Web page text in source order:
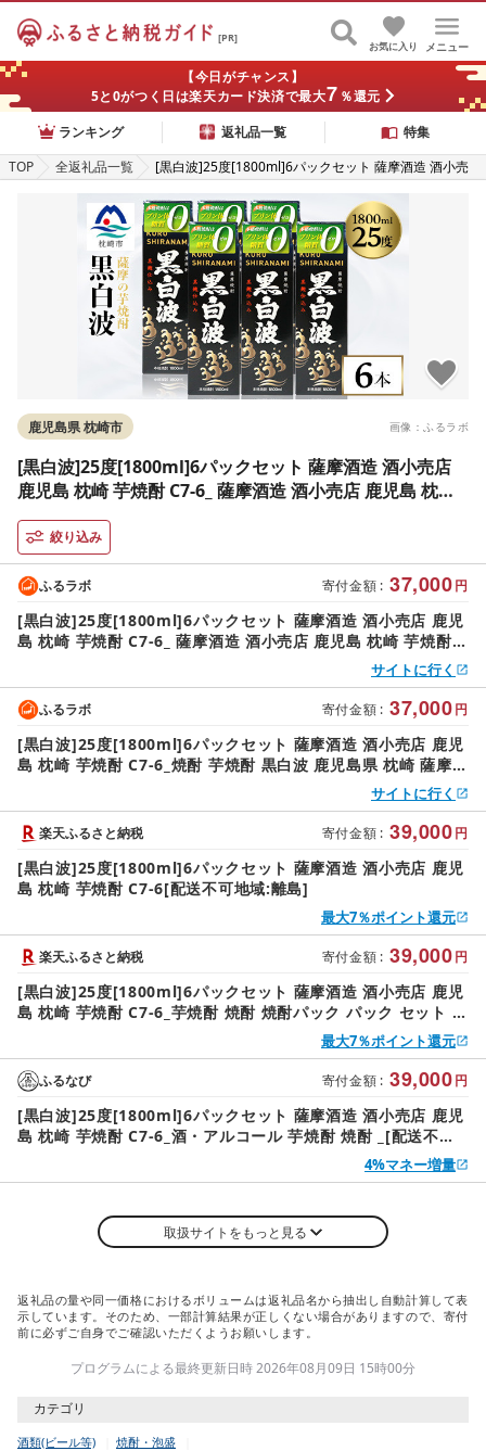
[PR]
メニュー
お気に入り
【今日がチャンス】
5と0がつく日は楽天カード決済で最大7 ％還元
ランキング
返礼品一覧
特集
TOP
全返礼品一覧
[黒白波]25度[1800ml]6パックセット 薩摩酒造 酒小売
店 鹿児島 枕崎 芋焼酎 C7-6_ 薩摩酒造 酒小売店 鹿児島
枕崎 芋焼酎 焼酎 黒白波 鹿児島県 薩摩酒造 セット お酒
人気 送料無料
画像：ふるラボ
鹿児島県 枕崎市
[黒白波]25度[1800ml]6パックセット 薩摩酒造 酒小売店
鹿児島 枕崎 芋焼酎 C7-6_ 薩摩酒造 酒小売店 鹿児島 枕崎
芋焼酎 焼酎 黒白波 鹿児島県 薩摩酒造 セット お酒 人気 送
料無料絞り込み
寄付金額 : 37,000円
ふるラボ
[黒白波]25度[1800ml]6パックセット 薩摩酒造 酒小売店 鹿児
島 枕崎 芋焼酎 C7-6_ 薩摩酒造 酒小売店 鹿児島 枕崎 芋焼酎
焼酎 黒白波 鹿児島県 薩摩酒造 セット お酒 人気 送料無料
サイトに行く
寄付金額 : 37,000円
ふるラボ
[黒白波]25度[1800ml]6パックセット 薩摩酒造 酒小売店 鹿児
島 枕崎 芋焼酎 C7-6_焼酎 芋焼酎 黒白波 鹿児島県 枕崎 薩摩酒
サイトに行く
寄付金額 : 39,000円
楽天ふるさと納税
[黒白波]25度[1800ml]6パックセット 薩摩酒造 酒小売店 鹿児
島 枕崎 芋焼酎 C7-6[配送不可地域:離島]
最大7％ポイント還元
寄付金額 : 39,000円
楽天ふるさと納税
[黒白波]25度[1800ml]6パックセット 薩摩酒造 酒小売店 鹿児
島 枕崎 芋焼酎 C7-6_芋焼酎 焼酎 焼酎パック パック セット 薩
摩酒造 鹿児島県 枕崎市[配送不可地域:離島]最大7％ポイント還元
寄付金額 : 39,000円
ふるなび
[黒白波]25度[1800ml]6パックセット 薩摩酒造 酒小売店 鹿児
島 枕崎 芋焼酎 C7-6_酒・アルコール 芋焼酎 焼酎 _[配送不可
4%マネー増量
取扱サイトをもっと見る
返礼品の量や同一価格におけるボリュームは返礼品名から抽出し自動計算して表
示しています。そのため、一部計算結果が正しくない場合がありますので、寄付
前に必ずご自身でご確認いただくようお願いします。
プログラムによる最終更新日時 2026年08月09日 15時00分
カテゴリ
酒類(ビール等) 焼酎・泡盛